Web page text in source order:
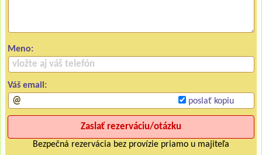
Meno:
Váš email:
poslať kopiu
Bezpečná rezervácia bez provízie priamo u majiteľa